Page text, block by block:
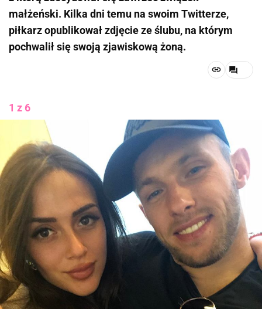
małżeński. Kilka dni temu na swoim Twitterze,
piłkarz opublikował zdjęcie ze ślubu, na którym
pochwalił się swoją zjawiskową żoną.
1 z 6